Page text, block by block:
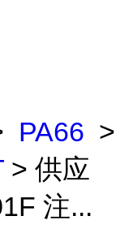
PA66 >
> 供应
注...